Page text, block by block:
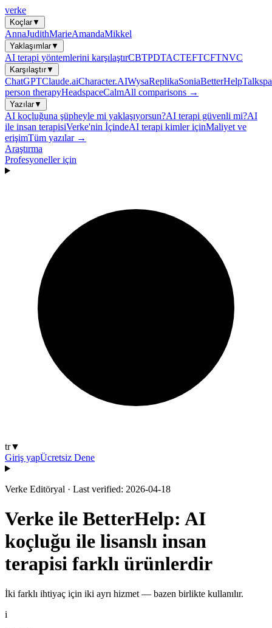
verke
Koçlar▼
AnnaJudithMarieAmandaMikkel
Yaklaşımlar▼
AI terapi yöntemlerini karşılaştırCBTPDTACTEFTCFTNVC
Karşılaştır▼
ChatGPTClaude.aiCharacter.AIWysaReplikaSoniaBetterHelp
person therapyHeadspaceCalmAll comparisons →
Yazılar▼
AI koçluğuna şüpheyle mi yaklaşıyorsun?AI terapi güvenli mi?AI
ile insan terapisiVerke'nin İçindeAI terapi kimler içinMaliyet ve
erişimTüm yazılar →
Araştırma
Profesyoneller için
tr▼
Giriş yapÜcretsiz Dene
Verke Editöryal · Last verified: 2026-04-18
Verke ile BetterHelp: AI
koçluğu ile lisanslı insan
terapisi farklı ürünlerdir
İki farklı ihtiyaç için iki ayrı hizmet — bazen birlikte kullanılır.
i